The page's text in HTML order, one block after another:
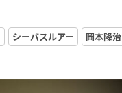
シーバスルアー
岡本隆治